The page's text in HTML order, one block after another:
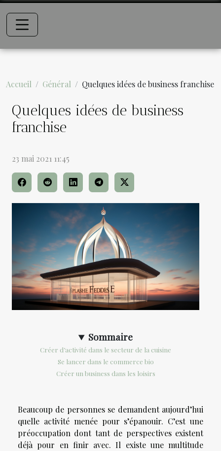
Accueil Général Quelques idées de business franchise
Quelques idées de business
franchise
23 mai 2021 11:45
Sommaire
Créer d’activité dans le secteur de la cuisine
Se lancer dans le commerce bio
Créer un business dans les loisirs
Beaucoup de personnes se demandent aujourd’hui
quelle activité menée pour s’épanouir. C’est une
préoccupation dont tant de perspectives existent
déjà pour en finir avec. Il existe une multitude